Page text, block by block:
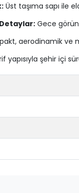
Üst taşıma sapı ile
Gece
aerodinamik ve
yapısıyla şehir içi